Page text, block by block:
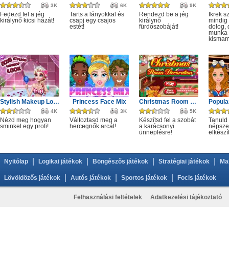
3K
Fedezd fel a jég
királynő kicsi házát!
6K
Tarts a lányokkal és
csapj egy csajos
estét!
9K
Rendezd be a jég
királynő
fürdőszobáját!
Ikrek
mindig
dolog,
munka
Stylish Makeup Look
4K
Nézd meg hogyan
sminkel egy profi!
Princess Face Mix
3K
Változtasd meg a
hercegnők arcát!
Christmas Room Decoration
5K
Készítsd fel a szobát
a karácsonyi
ünneplésre!
Tanuld
Nyitólap Logikai játékok Böngészős játékok Stratégiai játékok
Lövöldözős játékok Autós játékok Sportos játékok Focis játékok
Felhasználási feltételek Adatkezelési tájékoztató